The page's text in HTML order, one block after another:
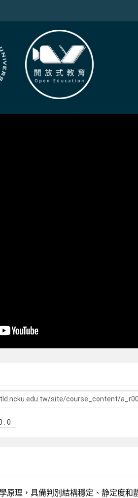
: 0
原理，具備判別結構穩定、静定度和